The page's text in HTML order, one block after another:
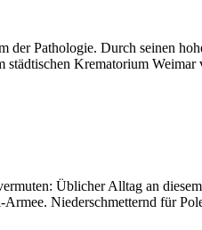
Pathologie. Durch seinen
Krematorium
Üblicher Alltag an
Niederschmetternd für